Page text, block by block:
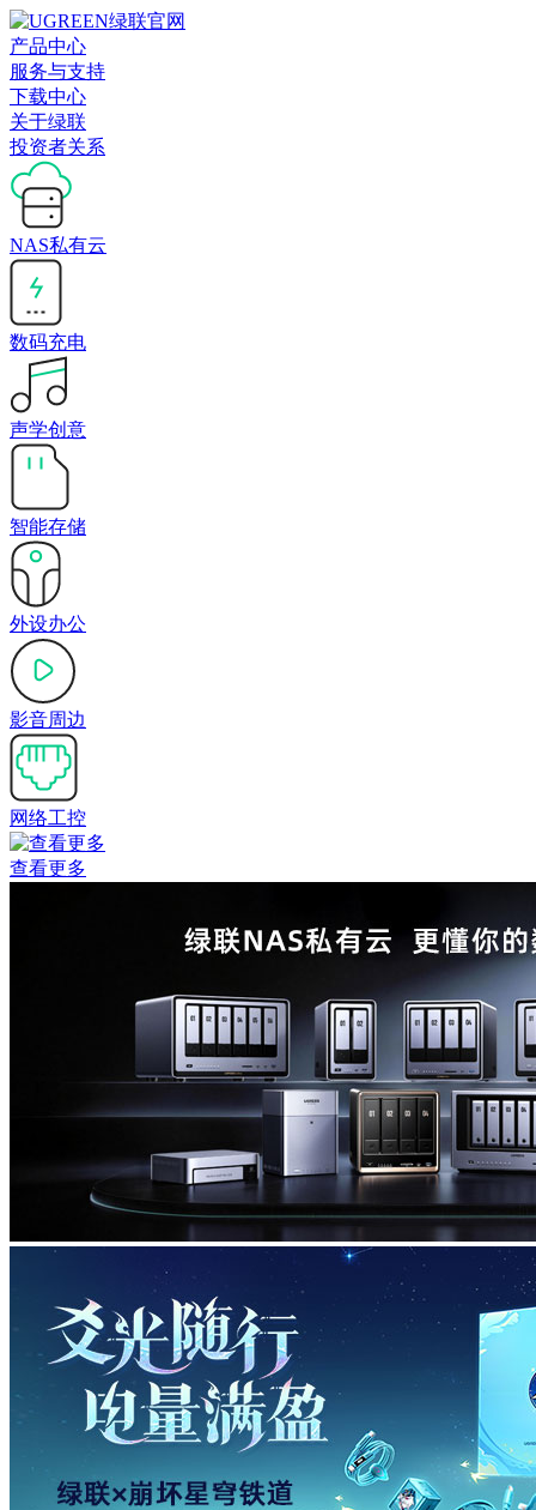
产品中心
服务与支持
下载中心
关于绿联
投资者关系
NAS私有云
数码充电
声学创意
智能存储
外设办公
影音周边
网络工控
查看更多